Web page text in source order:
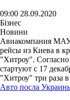
09:00 28.09.2020
Бізнес
Новини
Авиакомпания МАУ
рейсы из Киева в
"Хитроу".
стартуют с 17
"Хитроу" три раза
Авто посла